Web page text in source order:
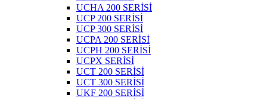
UCHA 200 SERİSİ
UCP 200 SERİSİ
UCP 300 SERİSİ
UCPA 200 SERİSİ
UCPH 200 SERİSİ
UCPX SERİSİ
UCT 200 SERİSİ
UCT 300 SERİSİ
UKF 200 SERİSİ